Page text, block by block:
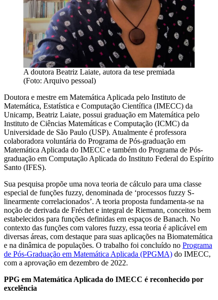
A doutora Beatriz Laiate, autora da tese premiada
(Foto: Arquivo pessoal)
Doutora e mestre em Matemática Aplicada pelo Instituto de
Matemática, Estatística e Computação Científica (IMECC) da
Unicamp, Beatriz Laiate, possui graduação em Matemática pelo
Instituto de Ciências Matemáticas e Computação (ICMC) da
Universidade de São Paulo (USP). Atualmente é professora
colaboradora voluntária do Programa de Pós-graduação em
Matemática Aplicada do IMECC e também do Programa de Pós-
graduação em Computação Aplicada do Instituto Federal do Espírito
Santo (IFES).
Sua pesquisa propõe uma nova teoria de cálculo para uma classe
especial de funções fuzzy, denominada de ‘processos fuzzy S-
linearmente correlacionados’. A teoria proposta fundamenta-se na
noção de derivada de Fréchet e integral de Riemann, conceitos bem
estabelecidos para funções definidas em espaços de Banach. No
contexto das funções com valores fuzzy, essa teoria é aplicável em
diversas áreas, com destaque para suas aplicações na Biomatemática
e na dinâmica de populações. O trabalho foi concluído no Programa
de Pós-Graduação em Matemática Aplicada (PPGMA) do IMECC,
com a aprovação em dezembro de 2022.
PPG em Matemática Aplicada do IMECC é reconhecido por
excelência